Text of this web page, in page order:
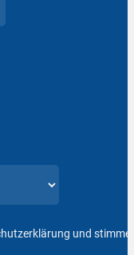
und